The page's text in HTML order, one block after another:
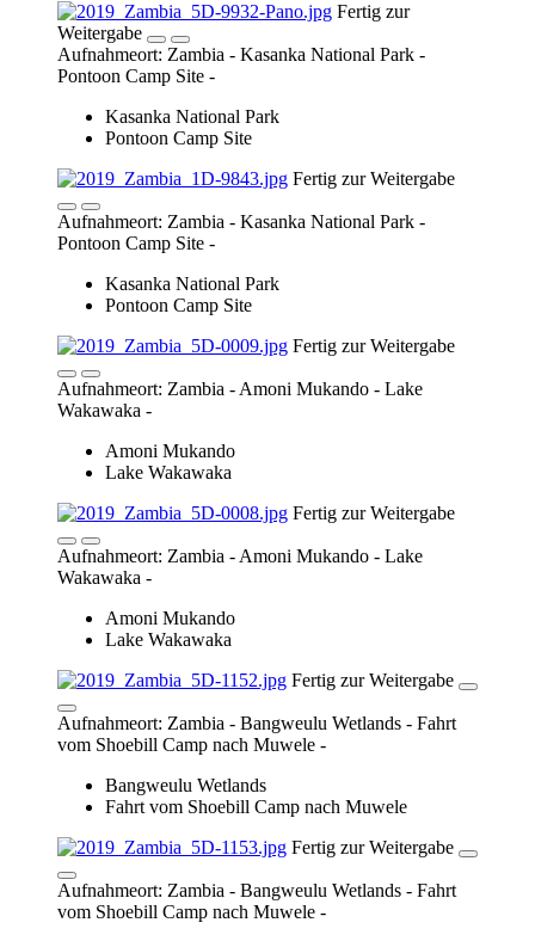
Fertig zur
Weitergabe
Aufnahmeort: Zambia - Kasanka National Park -
Pontoon Camp Site -
Kasanka National Park
Pontoon Camp Site
Fertig zur Weitergabe
Aufnahmeort: Zambia - Kasanka National Park -
Pontoon Camp Site -
Kasanka National Park
Pontoon Camp Site
Fertig zur Weitergabe
Aufnahmeort: Zambia - Amoni Mukando - Lake
Wakawaka -
Amoni Mukando
Lake Wakawaka
Fertig zur Weitergabe
Aufnahmeort: Zambia - Amoni Mukando - Lake
Wakawaka -
Amoni Mukando
Lake Wakawaka
Fertig zur Weitergabe
Aufnahmeort: Zambia - Bangweulu Wetlands - Fahrt
vom Shoebill Camp nach Muwele -
Bangweulu Wetlands
Fahrt vom Shoebill Camp nach Muwele
Fertig zur Weitergabe
Aufnahmeort: Zambia - Bangweulu Wetlands - Fahrt
vom Shoebill Camp nach Muwele -